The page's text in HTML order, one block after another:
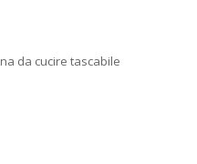
da cucire tascabile